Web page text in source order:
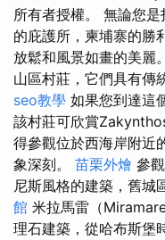
所有者授權。 無論您
的庇護所，柬埔寨的勝
放鬆和風景如畫的美麗。
山區村莊，它們具有傳
seo教學 如果您到達這
該村莊可欣賞
得參觀位於西海岸附近
象深刻。 苗栗外燴 參
尼斯風格的建築，舊城
館 米拉馬雷（
理石建築，從哈布斯堡